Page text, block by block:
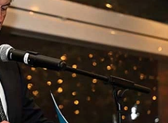
14/07/2026 28/07/2026